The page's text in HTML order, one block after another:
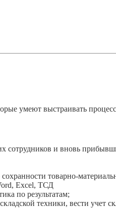
умеют выстраивать
сотрудников и вновь
товарно-
Excel, ТСД
по результатам;
техники, вести учет